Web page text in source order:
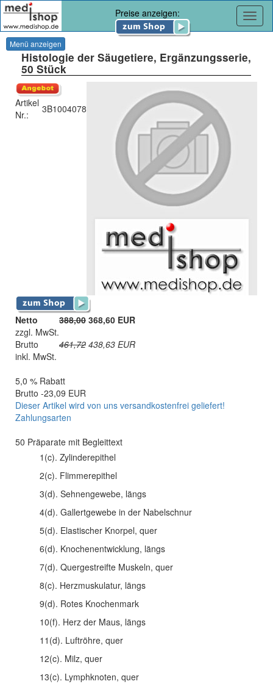
Preise anzeigen:
Menü anzeigen
Histologie der Säugetiere, Ergänzungsserie,
50 Stück
Artikel
Nr.:
3B1004078
Netto 388,00 368,60 EUR
zzgl. MwSt.
Brutto
461,72 438,63 EUR
inkl. MwSt.
5,0 % Rabatt
Brutto -23,09 EUR
Dieser Artikel wird von uns versandkostenfrei geliefert!
Zahlungsarten
50 Präparate mit Begleittext
1(c). Zylinderepithel
2(c). Flimmerepithel
3(d). Sehnengewebe, längs
4(d). Gallertgewebe in der Nabelschnur
5(d). Elastischer Knorpel, quer
6(d). Knochenentwicklung, längs
7(d). Quergestreifte Muskeln, quer
8(c). Herzmuskulatur, längs
9(d). Rotes Knochenmark
10(f). Herz der Maus, längs
11(d). Luftröhre, quer
12(c). Milz, quer
13(c). Lymphknoten, quer